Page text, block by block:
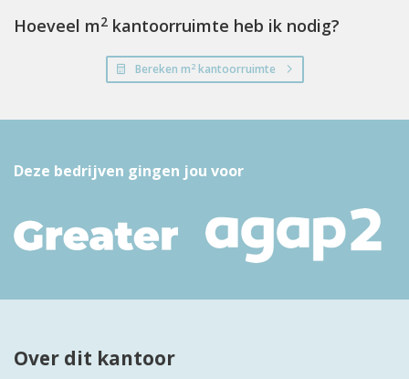
Hoeveel m2 kantoorruimte heb ik nodig?
Bereken m2kantoorruimte
Deze bedrijven gingen jou voor
Over dit kantoor